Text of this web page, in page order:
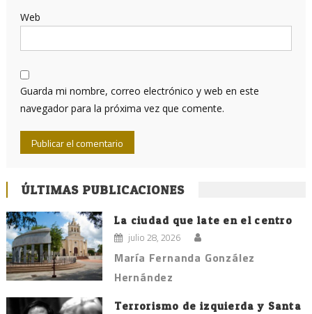
Web
Guarda mi nombre, correo electrónico y web en este
navegador para la próxima vez que comente.
ÚLTIMAS PUBLICACIONES
La ciudad que late en el centro
julio 28, 2026
María Fernanda González
Hernández
Terrorismo de izquierda y Santa